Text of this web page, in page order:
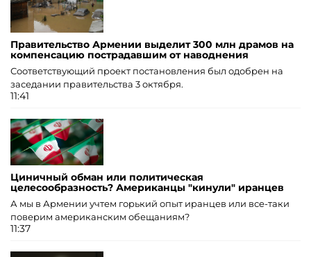
Правительство Армении выделит 300 млн драмов на
компенсацию пострадавшим от наводнения
Соответствующий проект постановления был одобрен на
заседании правительства 3 октября.
11:41
Циничный обман или политическая
целесообразность? Американцы "кинули" иранцев
А мы в Армении учтем горький опыт иранцев или все-таки
поверим американским обещаниям?
11:37